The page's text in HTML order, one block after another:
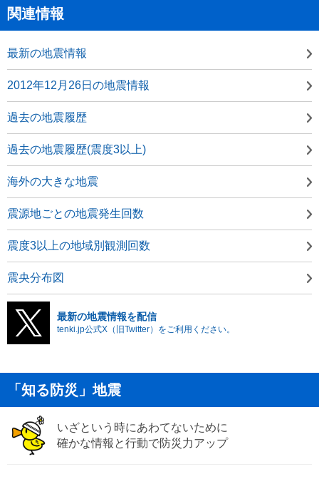
関連情報
最新の地震情報
2012年12月26日の地震情報
過去の地震履歴
過去の地震履歴(震度3以上)
海外の大きな地震
震源地ごとの地震発生回数
震度3以上の地域別観測回数
震央分布図
最新の地震情報を配信
tenki.jp公式X（旧Twitter）をご利用ください。
「知る防災」地震
いざという時にあわてないために
確かな情報と行動で防災力アップ